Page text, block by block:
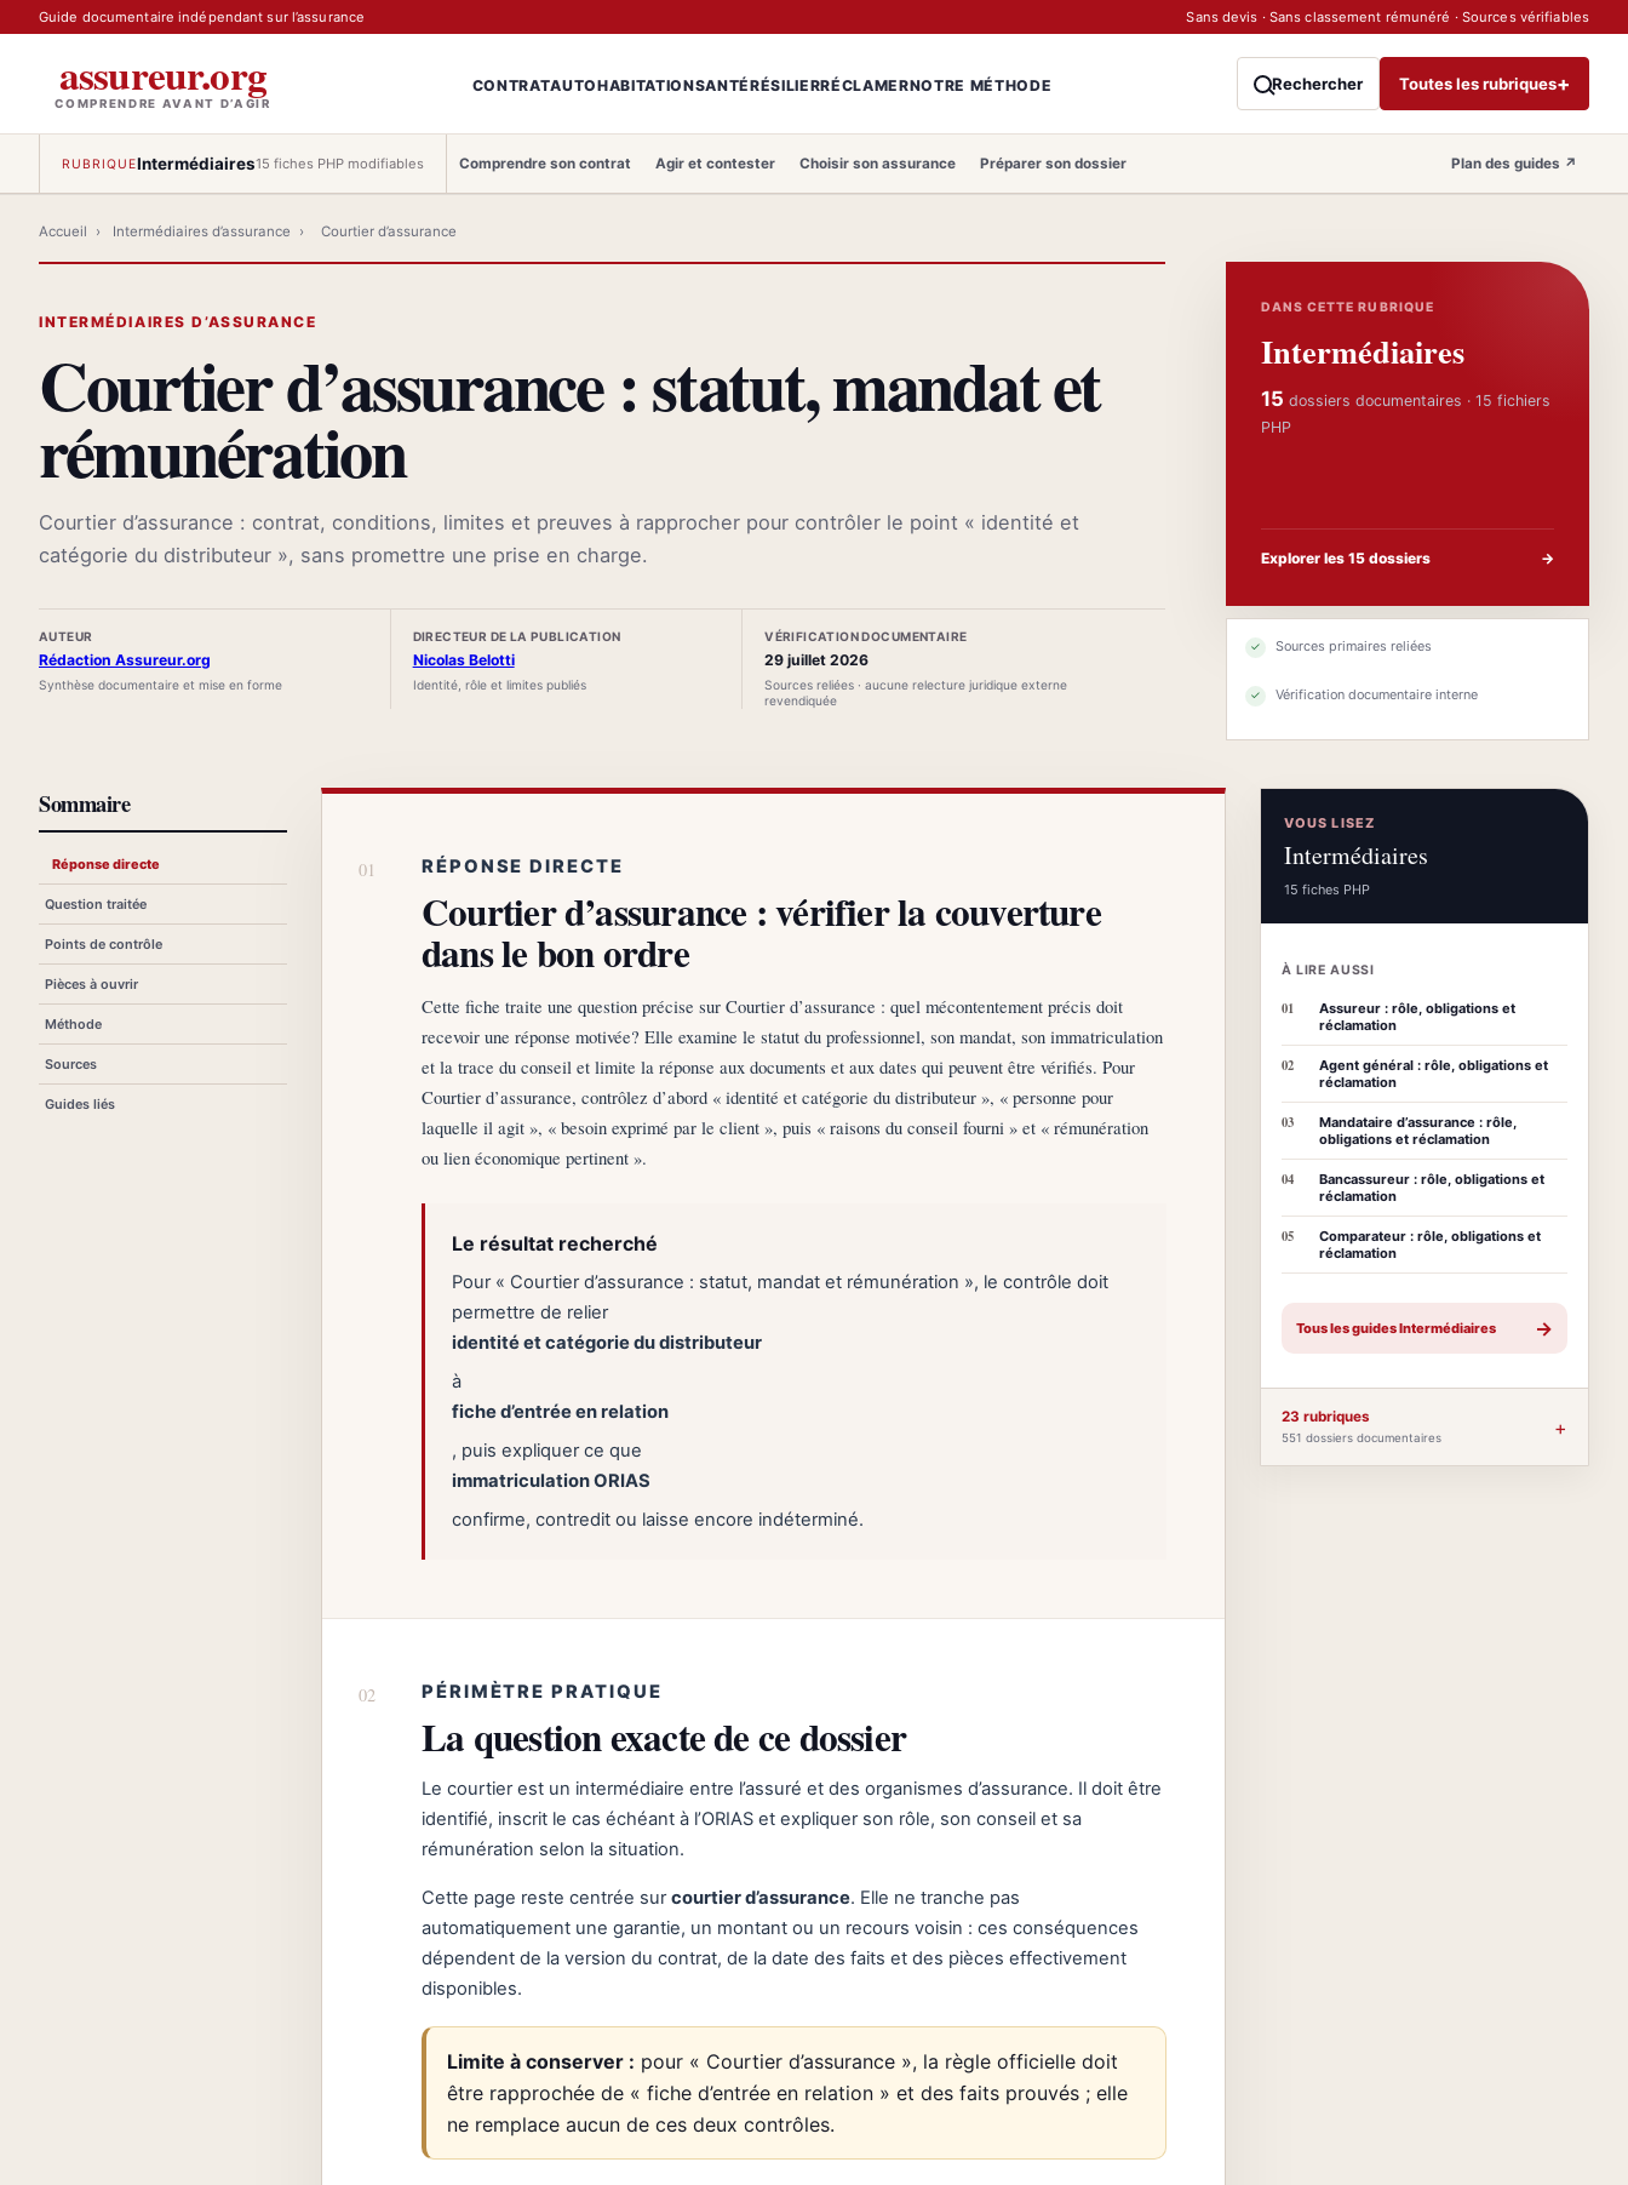
Guide documentaire indépendant sur l’assurance Sans devis · Sans classement rémunéré · Sources vérifiables
assureur.org
COMPRENDRE AVANT D’AGIR
CONTRATAUTOHABITATIONSANTÉRÉSILIERRÉCLAMERNOTRE MÉTHODE Rechercher Toutes les rubriques+
RUBRIQUEIntermédiaires15 fiches PHP modifiables Comprendre son contrat Agir et contester Choisir son assurance Préparer son dossier Plan des guides ↗
Accueil › Intermédiaires d’assurance › Courtier d’assurance
INTERMÉDIAIRES D’ASSURANCE
Courtier d’assurance : statut, mandat et
rémunération
Courtier d’assurance : contrat, conditions, limites et preuves à rapprocher pour contrôler le point « identité et
catégorie du distributeur », sans promettre une prise en charge.
AUTEUR
Rédaction Assureur.org
Synthèse documentaire et mise en forme
DIRECTEUR DE LA PUBLICATION
Nicolas Belotti
Identité, rôle et limites publiés
VÉRIFICATION DOCUMENTAIRE
29 juillet 2026
Sources reliées · aucune relecture juridique externe
revendiquée
DANS CETTE RUBRIQUE
Intermédiaires
15 dossiers documentaires · 15 fichiers
PHP
Explorer les 15 dossiers →
✓ Sources primaires reliées
✓ Vérification documentaire interne
Sommaire
Réponse directe
Question traitée
Points de contrôle
Pièces à ouvrir
Méthode
Sources
Guides liés
RÉPONSE DIRECTE
Courtier d’assurance : vérifier la couverture
dans le bon ordre
Cette fiche traite une question précise sur Courtier d’assurance : quel mécontentement précis doit
recevoir une réponse motivée? Elle examine le statut du professionnel, son mandat, son immatriculation
et la trace du conseil et limite la réponse aux documents et aux dates qui peuvent être vérifiés. Pour
Courtier d’assurance, contrôlez d’abord « identité et catégorie du distributeur », « personne pour
laquelle il agit », « besoin exprimé par le client », puis « raisons du conseil fourni » et « rémunération
ou lien économique pertinent ».
Le résultat recherché
Pour « Courtier d’assurance : statut, mandat et rémunération », le contrôle doit
permettre de relier
identité et catégorie du distributeur
à
fiche d’entrée en relation
, puis expliquer ce que
immatriculation ORIAS
confirme, contredit ou laisse encore indéterminé.
PÉRIMÈTRE PRATIQUE
La question exacte de ce dossier
Le courtier est un intermédiaire entre l’assuré et des organismes d’assurance. Il doit être
identifié, inscrit le cas échéant à l’ORIAS et expliquer son rôle, son conseil et sa
rémunération selon la situation.
Cette page reste centrée surcourtier d’assurance. Elle ne tranche pas
automatiquement une garantie, un montant ou un recours voisin : ces conséquences
dépendent de la version du contrat, de la date des faits et des pièces effectivement
disponibles.
Limite à conserver : pour « Courtier d’assurance », la règle officielle doit
être rapprochée de « fiche d’entrée en relation » et des faits prouvés ; elle
ne remplace aucun de ces deux contrôles.
VOUS LISEZ
Intermédiaires
15 fiches PHP
À LIRE AUSSI
01
Assureur : rôle, obligations et
réclamation
02
Agent général : rôle, obligations et
réclamation
03
Mandataire d’assurance : rôle,
obligations et réclamation
04
Bancassureur : rôle, obligations et
réclamation
05
Comparateur : rôle, obligations et
réclamation
Tous les guides Intermédiaires →
23 rubriques
551 dossiers documentaires +